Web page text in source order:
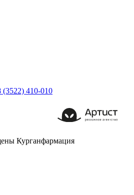
(3522) 410-010
Курганфармация